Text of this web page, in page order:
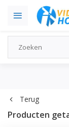
Terug
Producten